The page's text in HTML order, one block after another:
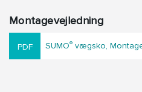
Montagevejledning
SUMO® vægsko,